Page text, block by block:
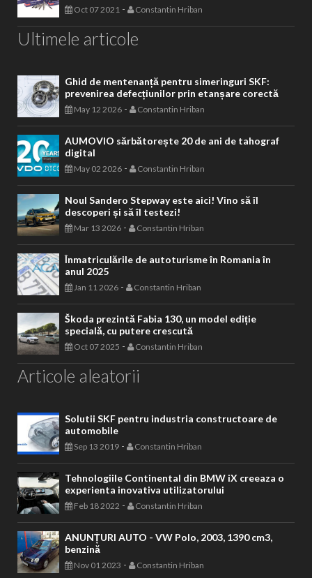
Oct 07 2021 - Constantin Hriban
Ultimele articole
Ghid de mentenanță pentru simeringuri SKF:
prevenirea defecțiunilor prin etanșare corectă
May 12 2026 - Constantin Hriban
AUMOVIO sărbătorește 20 de ani de tahograf
digital
May 02 2026 - Constantin Hriban
Noul Sandero Stepway este aici! Vino să îl
descoperi și să îl testezi!
Mar 13 2026 - Constantin Hriban
Înmatriculările de autoturisme în Romania în
anul 2025
Jan 11 2026 - Constantin Hriban
Škoda prezintă Fabia 130, un model ediție
specială, cu putere crescută
Oct 07 2025 - Constantin Hriban
Articole aleatorii
Solutii SKF pentru industria constructoare de
automobile
Sep 13 2019 - Constantin Hriban
Tehnologiile Continental din BMW iX creeaza o
experienta inovativa utilizatorului
Feb 18 2022 - Constantin Hriban
ANUNȚURI AUTO - VW Polo, 2003, 1390 cm3,
benzină
Nov 01 2023 - Constantin Hriban